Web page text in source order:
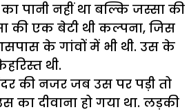
पानी नहीं था बल्कि जस्सा की
की एक बेटी थी कल्पना, जिस
के गांवों में भी थी. उस के
थी.
की नजर जब उस पर पड़ी तो
का दीवाना हो गया था. लड़की